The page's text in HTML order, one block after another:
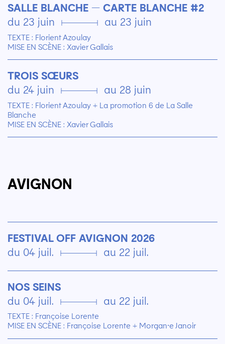
SALLE BLANCHE — CARTE BLANCHE #2
du 23 juin ▄ au 23 juin
TEXTE : Florient Azoulay
MISE EN SCÈNE : Xavier Gallais
TROIS SŒURS
du 24 juin ▄ au 28 juin
TEXTE : Florient Azoulay + La promotion 6 de La Salle
Blanche
MISE EN SCÈNE : Xavier Gallais
AVIGNON
FESTIVAL OFF AVIGNON 2026
du 04 juil. ▄ au 22 juil.
NOS SEINS
du 04 juil. ▄ au 22 juil.
TEXTE : Françoise Lorente
MISE EN SCÈNE : Françoise Lorente + Morgan⸱e Janoir